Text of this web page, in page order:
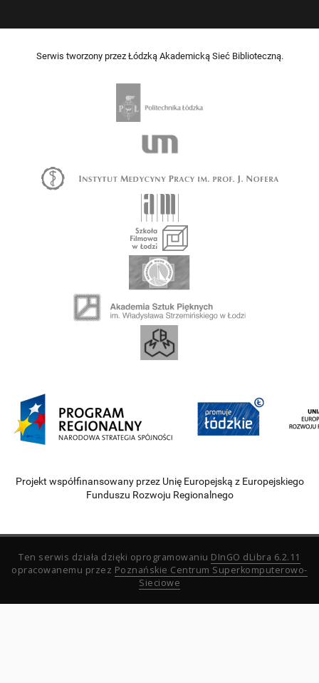
Serwis tworzony przez Łódzką Akademicką Sieć Biblioteczną.
Projekt współfinansowany przez Unię Europejską z Europejskiego
Funduszu Rozwoju Regionalnego
Ten serwis działa dzięki oprogramowaniu DInGO dLibra 6.2.11
opracowanemu przez Poznańskie Centrum Superkomputerowo-
Sieciowe